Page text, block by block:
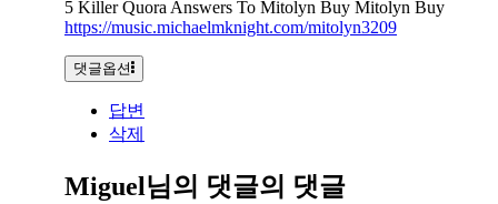
5 Killer Quora Answers To Mitolyn Buy Mitolyn Buy
https://music.michaelmknight.com/mitolyn3209
댓글옵션
답변
삭제
Miguel님의 댓글의 댓글